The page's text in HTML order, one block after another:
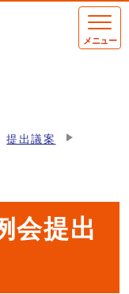
メニュー
提出議案
会提出